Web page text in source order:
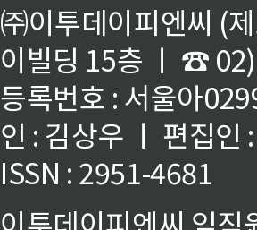
㈜이투데이피엔씨 (
이빌딩 15층 ㅣ ☎
등록번호 : 서울아
인 : 김상우 ㅣ 편집인
ISSN : 2951-4681